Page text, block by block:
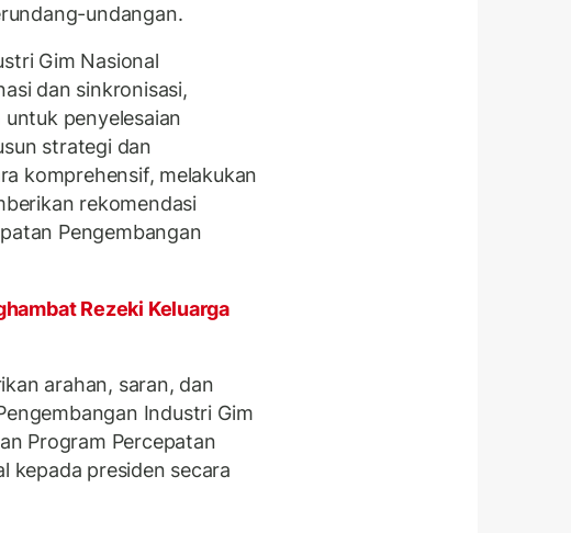
undangan.
Gim Nasional
dan sinkronisasi,
penyelesaian
strategi dan
komprehensif, melakukan
rekomendasi
Pengembangan
Rezeki Keluarga
arahan, saran, dan
Industri Gim
Program Percepatan
kepada presiden secara